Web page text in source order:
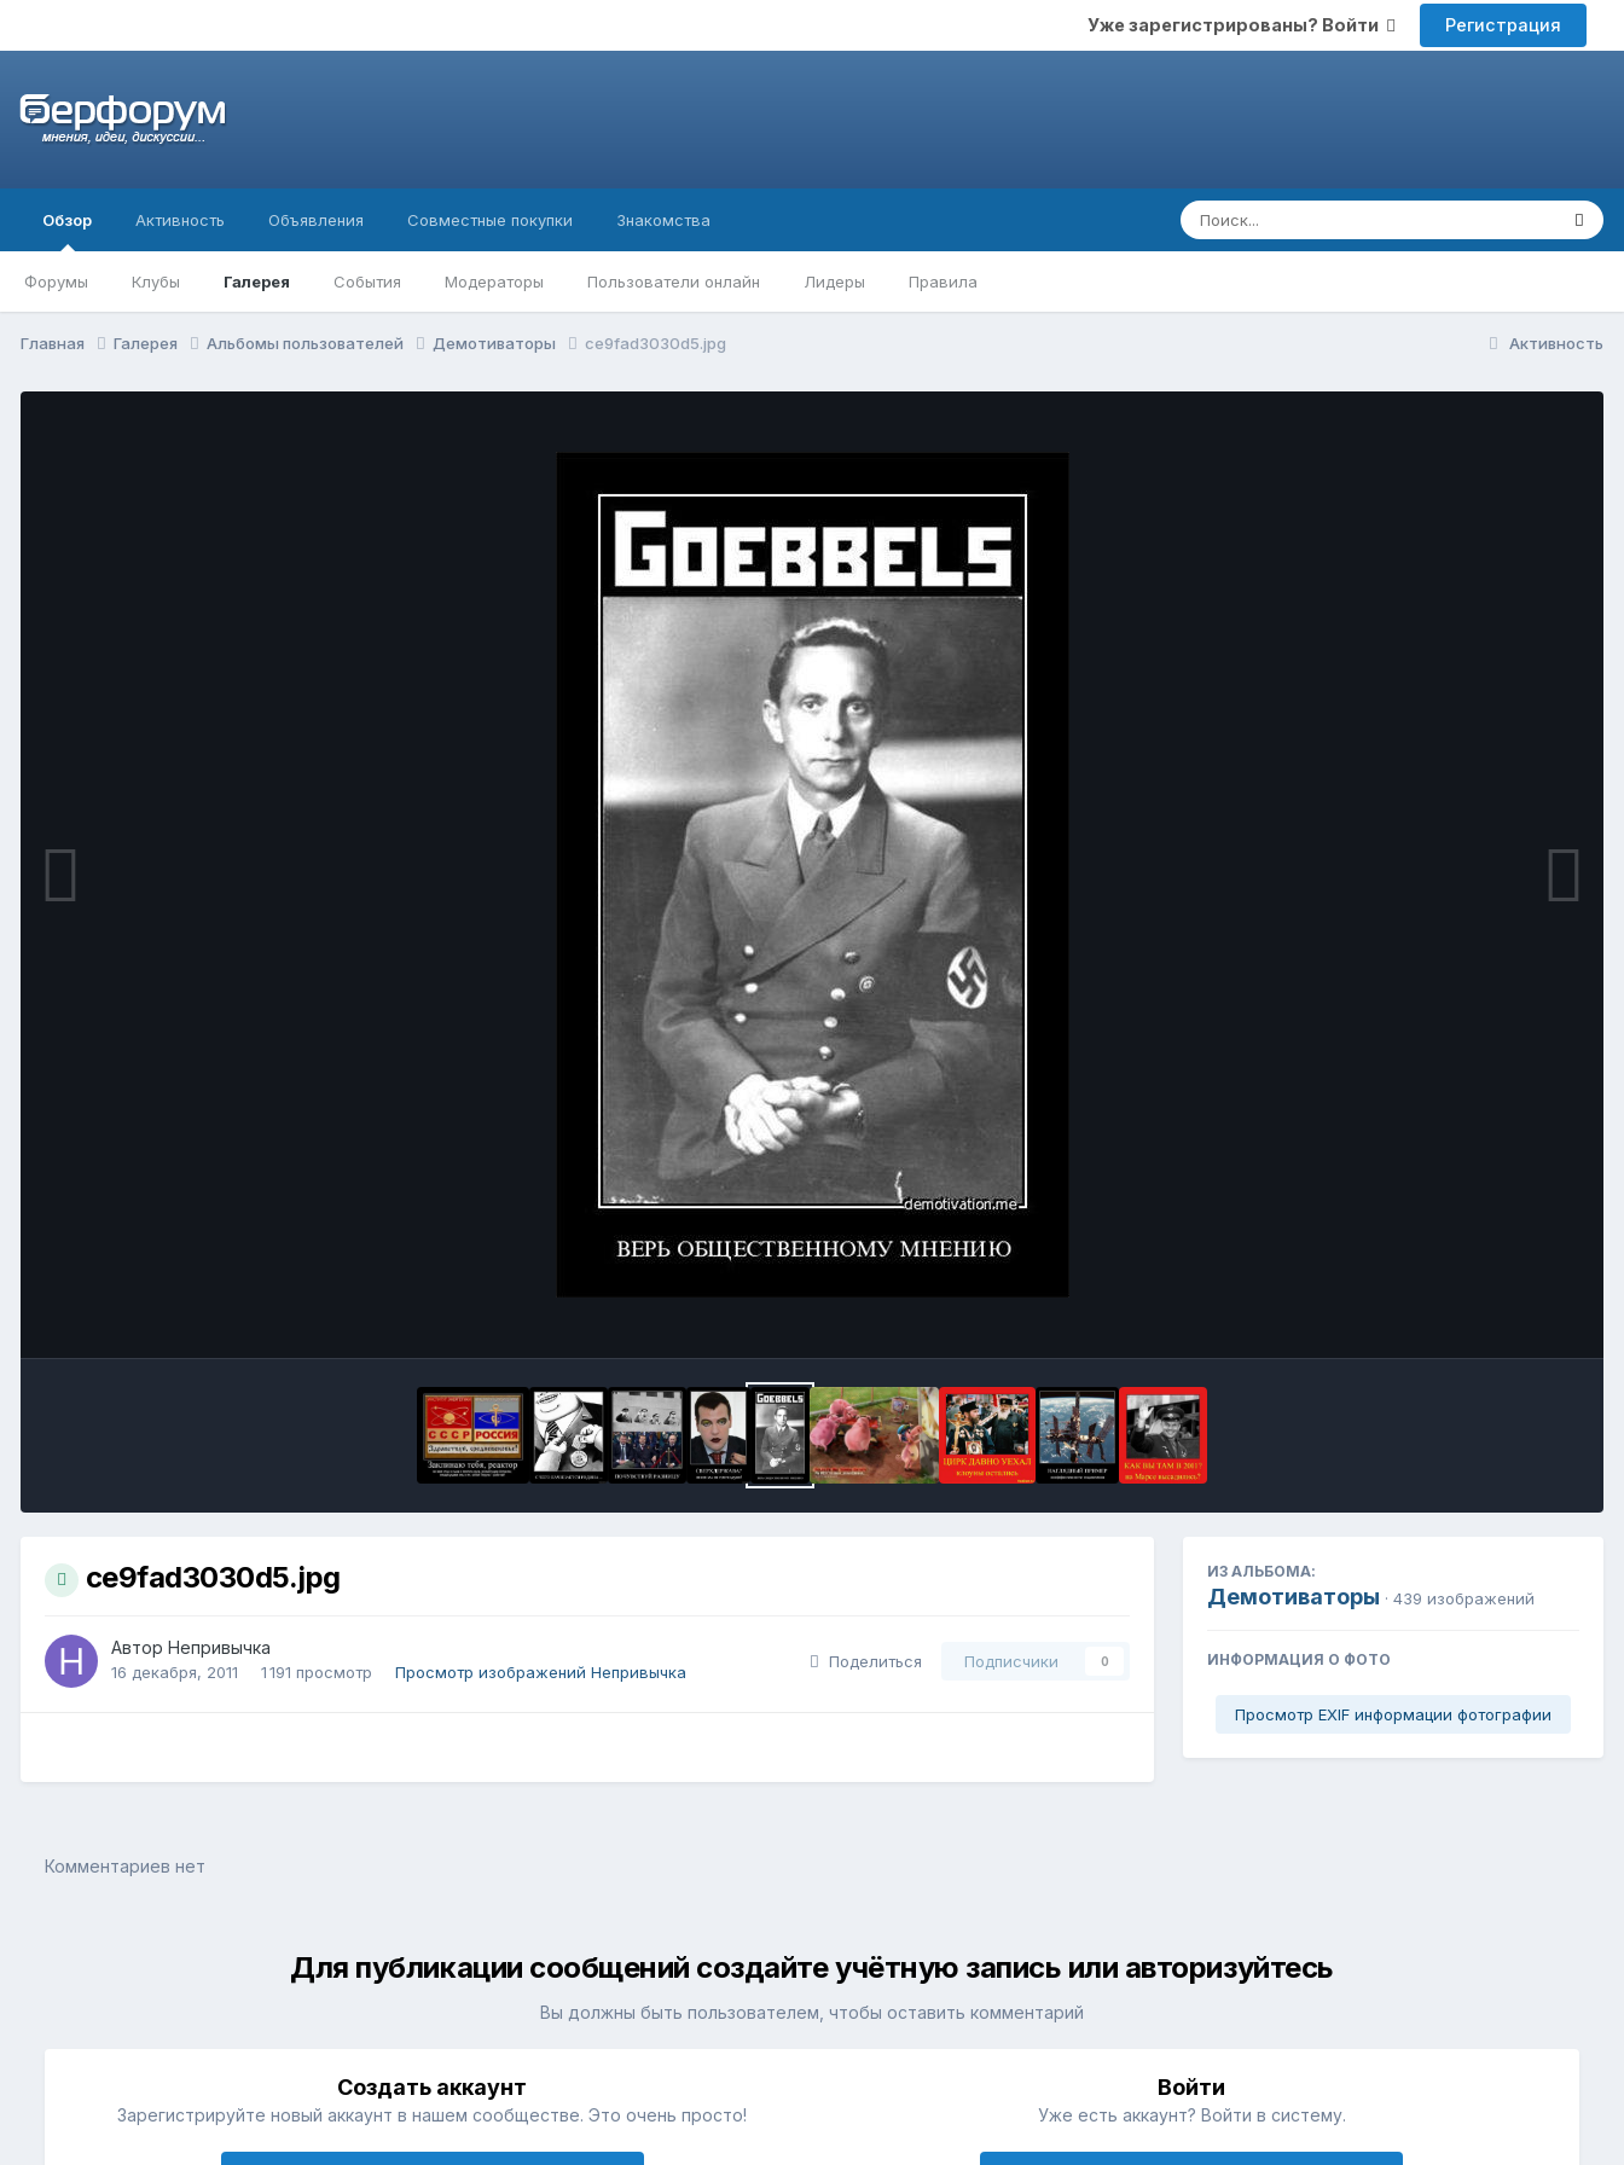
Уже зарегистрированы? Войти Регистрация
Обзор
Форумы Клубы Галерея События Модераторы Пользователи онлайн Лидеры Правила
Активность Объявления Совместные покупки Знакомства
Активность
Главная Галерея Альбомы пользователей Демотиваторы ce9fad3030d5.jpg
ce9fad3030d5.jpg
Автор Непривычка
16 декабря, 2011 1 191 просмотр Просмотр изображений Непривычка
Поделиться Подписчики 0
ИЗ АЛЬБОМА:
Демотиваторы · 439 изображений
ИНФОРМАЦИЯ О ФОТО
Просмотр EXIF информации фотографии
Комментариев нет
Для публикации сообщений создайте учётную запись или авторизуйтесь
Вы должны быть пользователем, чтобы оставить комментарий
Создать аккаунт
Зарегистрируйте новый аккаунт в нашем сообществе. Это очень просто!
Войти
Уже есть аккаунт? Войти в систему.